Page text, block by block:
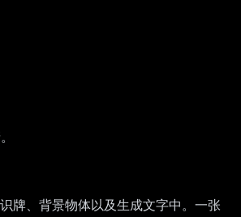
牌、背景物体以及生成文字中。一张